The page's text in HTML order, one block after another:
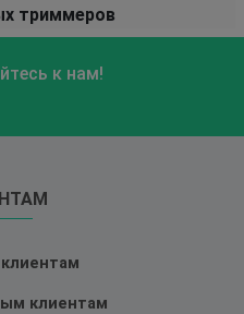
триммеров
к нам!
клиентам